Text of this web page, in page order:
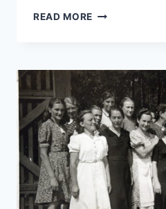
READ MORE TRANSITLAGER
1942